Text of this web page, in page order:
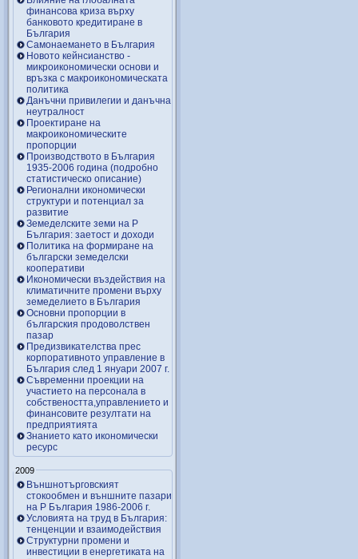
финансова криза върху
банковото кредитиране в
България
Самонаемането в България
Новото кейнсианство -
микроикономически основи и
връзка с макроикономическата
политика
Данъчни привилегии и данъчна
неутралност
Проектиране на
макроикономическите
пропорции
Производството в България
1935-2006 година (подробно
статистическо описание)
Регионални икономически
структури и потенциал за
развитие
Земеделските земи на Р
България: заетост и доходи
Политика на формиране на
български земеделски
кооперативи
Икономически въздействия на
климатичните промени върху
земеделието в България
Основни пропорции в
българския продоволствен
пазар
Предизвикателства прес
корпоративното управление в
България след 1 януари 2007 г.
Съвременни проекции на
участието на персонала в
собствеността,управлението и
финансовите резултати на
предприятията
Знанието като икономически
ресурс
2009
Външнотърговският
стокообмен и външните пазари
на Р България 1986-2006 г.
Условията на труд в България:
тенценции и взаимодействия
Структурни промени и
инвестиции в енергетиката на